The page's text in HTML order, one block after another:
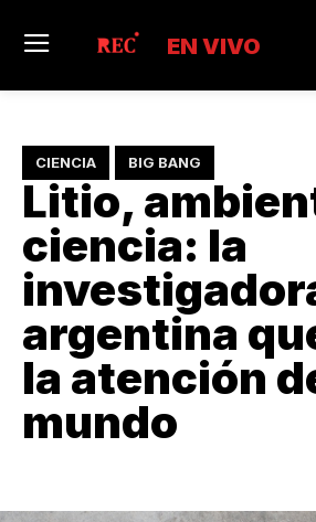
EN VIVO
CIENCIA BIG BANG
Litio,
ciencia: la
argentina
la atención
mundo